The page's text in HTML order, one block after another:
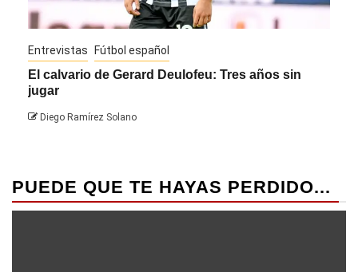
Entrevistas Fútbol español
El calvario de Gerard Deulofeu: Tres años sin
jugar
Diego Ramírez Solano
PUEDE QUE TE HAYAS PERDIDO...